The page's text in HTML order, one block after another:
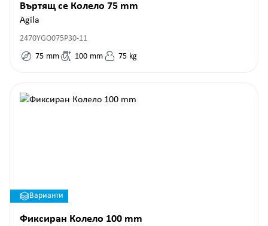
Въртящ се Колело 75 mm
Agila
2470YGO075P30-11
75 mm 100 mm 75 kg
Варианти
Фиксиран Колело 100 mm